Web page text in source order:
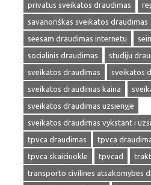
privatus sveikatos draudimas
savanoriškas sveikatos draudimas
seesam draudimas internetu
socialinis draudimas
studiju
sveikatos draudimas
sveikatos
sveikatos draudimas kaina
sveikatos draudimas uzsienyje
sveikatos draudimas vykstant i
tpvca draudimas
tpvca
tpvca skaiciuokle
tpvcad
transporto civilines atsakomybes